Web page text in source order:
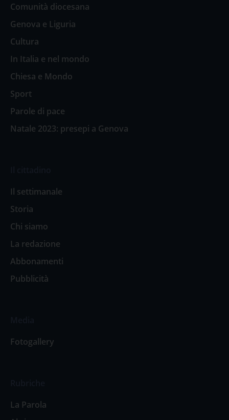
Comunità diocesana
Genova e Liguria
Cultura
In Italia e nel mondo
Chiesa e Mondo
Sport
Parole di pace
Natale 2023: presepi a Genova
Il settimanale
Storia
Chi siamo
La redazione
Abbonamenti
Pubblicità
Fotogallery
La Parola